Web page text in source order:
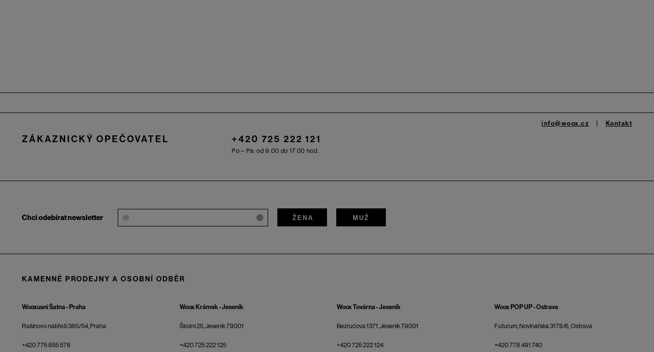
ZÁKAZNICKÝ OPEČOVATEL +420 725 222 121
Po – Pá: od 9.00 do 17.00 hod.
info@woox.cz Kontakt
Chci odebírat newsletter i ŽENA MUŽ
KAMENNÉ PRODEJNY A OSOBNÍ ODBĚR
Wooxusní Šatna - Praha
Rašínovo nábřeží 385/54, Praha
+420 775 855 578
Woox Krámek - Jeseník
Školní 25, Jeseník 79001
+420 725 222 125
Woox Továrna - Jeseník
Bezručova 1371, Jeseník 79001
+420 725 222 124
Woox POP UP - Ostrava
Futurum, Novinářská 3178/6, Ostrava
+420 778 491 740